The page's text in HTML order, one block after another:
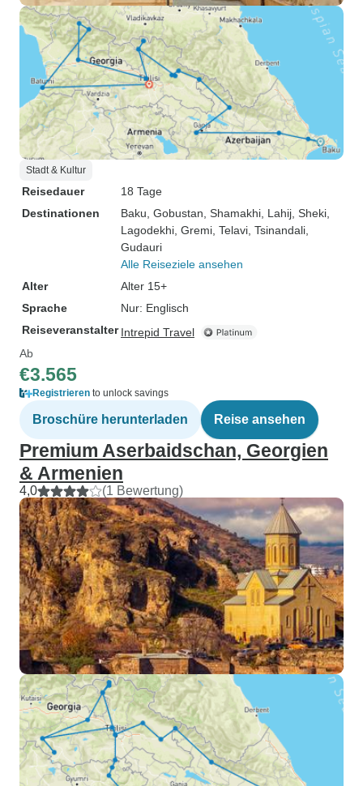
Stadt & Kultur
Reisedauer
18 Tage
Destinationen
Baku , Gobustan , Shamakhi , Lahij , Sheki
Lagodekhi , Gremi , Telavi , Tsinandali
Gudauri
Alle Reiseziele ansehen
Alter
Alter 15+
Sprache
Nur: Englisch
Reiseveranstalter Intrepid Travel
Ab
€3.565
Registrieren to unlock savings
Broschüre herunterladen Reise ansehen
Premium Aserbaidschan, Georgien
& Armenien
4,0 (1 Bewertung)